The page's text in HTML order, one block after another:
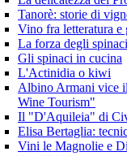
Tanorè: storie di
Vino fra letteratura e
La forza degli spinaci
Gli spinaci in cucina
L'Actinidia o kiwi
Albino Armani vice
Wine Tourism"
Il "D'Aquileia" di
Elisa Bertaglia:
Vini le Magnolie e